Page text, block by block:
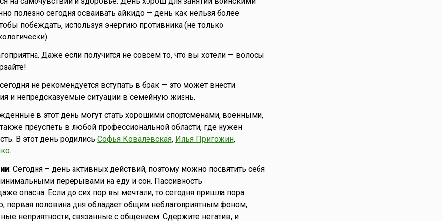
полезно сегодня осваивать айкидо — день как нельзя более
побеждать, используя энергию противника (не только
Даже если получится не совсем то, что вы хотели — волосы
сегодня не рекомендуется вступать в брак — это может внести
и непредсказуемые ситуации в семейную жизнь.
в этот день могут стать хорошими спортсменами, военными,
преуспеть в любой профессиональной области, где нужен
В этот день родились Софья Ковалевская, Илья Пригожин,
.
: Сегодня – день активных действий, поэтому можно посвятить себя
перерывами на еду и сон. Пассивность
опасна. Если до сих пор вы мечтали, то сегодня пришла пора
первая половина дня обладает общим неблагоприятным фоном,
неприятности, связанные с общением. Сдержите негатив, и